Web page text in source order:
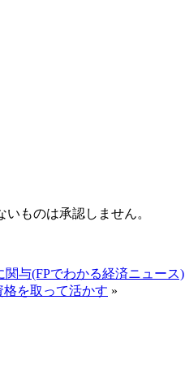
ものは承認しません。
関与(FPでわかる経済ニュース)
格を取って活かす »